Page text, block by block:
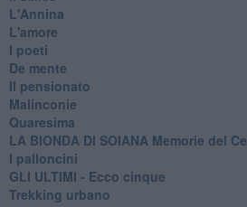
L'Annina
L'amore
I poeti
De mente
Il pensionato
Malinconie
Quaresima
LA BIONDA DI SOIANA Memorie del
I palloncini
GLI ULTIMI - Ecco cinque
Trekking urbano